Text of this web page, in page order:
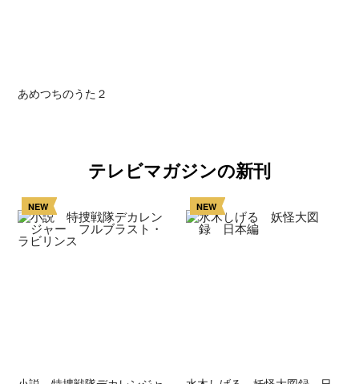
あめつちのうた２
テレビマガジンの新刊
NEW NEW